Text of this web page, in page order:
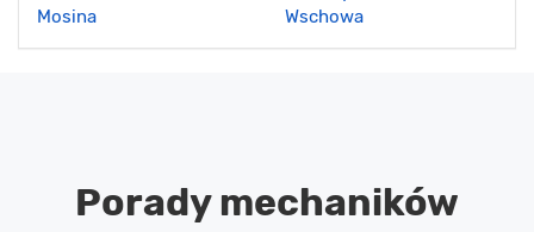
Mosina
Wschowa
Porady mechaników